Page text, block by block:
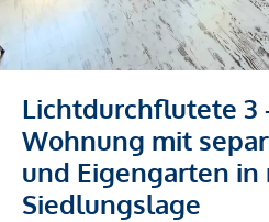
Lichtdurchflutete 3
Wohnung mit
und Eigengarten in
Siedlungslage